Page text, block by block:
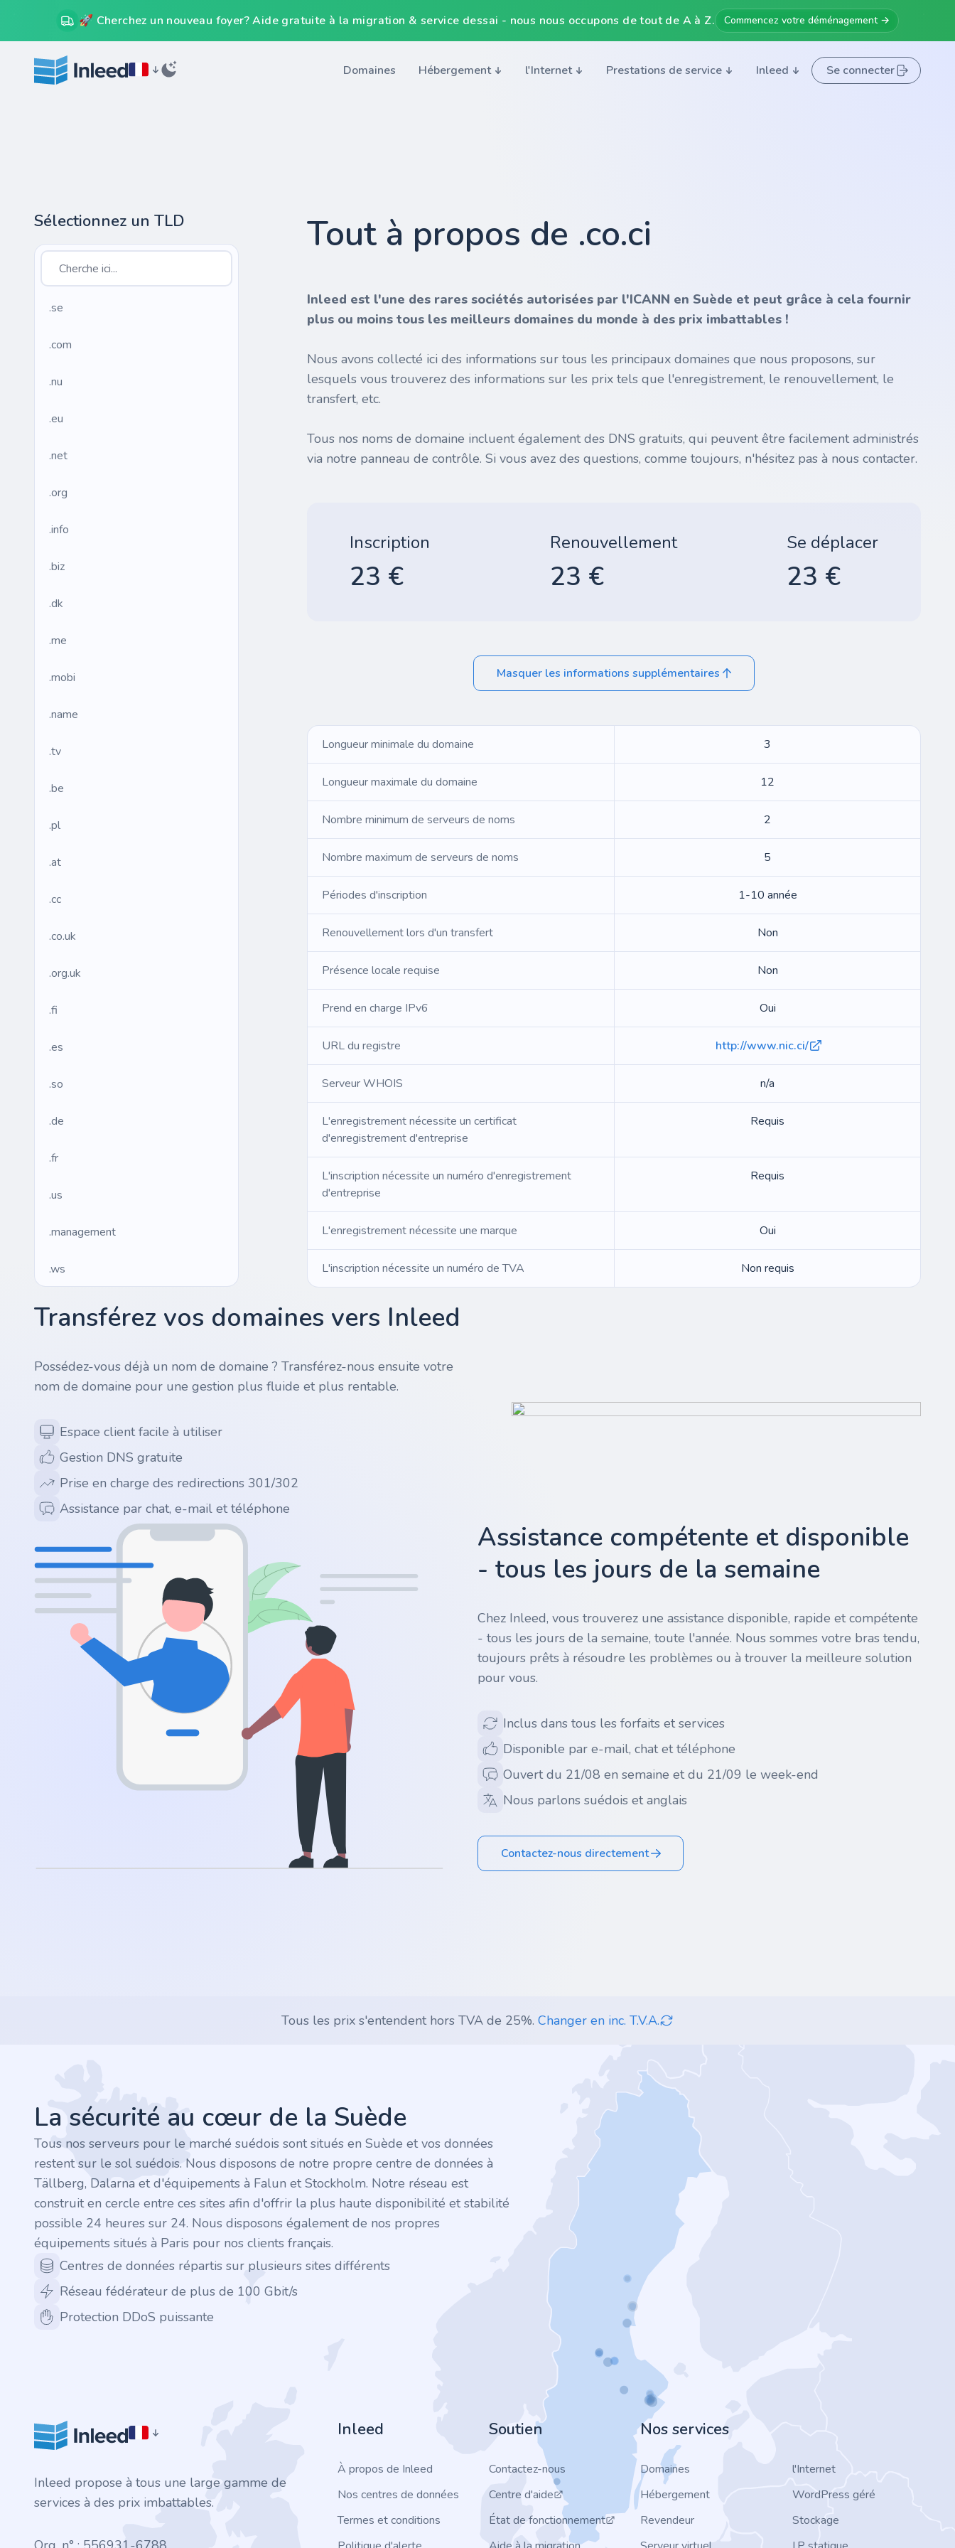
🚀 Cherchez un nouveau foyer? Aide gratuite à la migration & service dessai - nous nous occupons de tout de A à Z. Commencez votre déménagement →
Domaines Hébergement l'Internet Prestations de service Inleed Se connecter
Sélectionnez un TLD
.se
.com
.nu
.eu
.net
.org
.info
.biz
.dk
.me
.mobi
.name
.tv
.be
.pl
.at
.cc
.co.uk
.org.uk
.fi
.es
.so
.de
.fr
.us
.management
.ws
.ai
.website
.ru
.vc
.network
.app
.zone
.bz
.uk
.design
.finance
.tennis
.re
.games
Tout à propos de .co.ci
Inleed est l'une des rares sociétés autorisées par l'ICANN en Suède et peut grâce à cela fournir
plus ou moins tous les meilleurs domaines du monde à des prix imbattables !
Nous avons collecté ici des informations sur tous les principaux domaines que nous proposons, sur
lesquels vous trouverez des informations sur les prix tels que l'enregistrement, le renouvellement, le
transfert, etc.
Tous nos noms de domaine incluent également des DNS gratuits, qui peuvent être facilement administrés
via notre panneau de contrôle. Si vous avez des questions, comme toujours, n'hésitez pas à nous contacter.
Inscription
23 €
Renouvellement
23 €
Se déplacer
23 €
Masquer les informations supplémentaires
Longueur minimale du domaine 3
Longueur maximale du domaine 12
Nombre minimum de serveurs de noms 2
Nombre maximum de serveurs de noms 5
Périodes d'inscription 1-10 année
Renouvellement lors d'un transfert Non
Présence locale requise Non
Prend en charge IPv6 Oui
URL du registre http://www.nic.ci/
Serveur WHOIS n/a
L'enregistrement nécessite un certificat
d'enregistrement d'entreprise
Requis
L'inscription nécessite un numéro d'enregistrement
d'entreprise
Requis
L'enregistrement nécessite une marque Oui
L'inscription nécessite un numéro de TVA Non requis
Transférez vos domaines vers Inleed
Possédez-vous déjà un nom de domaine ? Transférez-nous ensuite votre
nom de domaine pour une gestion plus fluide et plus rentable.
Espace client facile à utiliser
Gestion DNS gratuite
Prise en charge des redirections 301/302
Assistance par chat, e-mail et téléphone
Assistance compétente et disponible
- tous les jours de la semaine
Chez Inleed, vous trouverez une assistance disponible, rapide et compétente
- tous les jours de la semaine, toute l'année. Nous sommes votre bras tendu,
toujours prêts à résoudre les problèmes ou à trouver la meilleure solution
pour vous.
Inclus dans tous les forfaits et services
Disponible par e-mail, chat et téléphone
Ouvert du 21/08 en semaine et du 21/09 le week-end
Nous parlons suédois et anglais
Contactez-nous directement
Tous les prix s'entendent hors TVA de 25%. Changer en inc. T.V.A.
La sécurité au cœur de la Suède
Tous nos serveurs pour le marché suédois sont situés en Suède et vos données
restent sur le sol suédois. Nous disposons de notre propre centre de données à
Tällberg, Dalarna et d'équipements à Falun et Stockholm. Notre réseau est
construit en cercle entre ces sites afin d'offrir la plus haute disponibilité et stabilité
possible 24 heures sur 24. Nous disposons également de nos propres
équipements situés à Paris pour nos clients français.
Centres de données répartis sur plusieurs sites différents
Réseau fédérateur de plus de 100 Gbit/s
Protection DDoS puissante
Inleed propose à tous une large gamme de
services à des prix imbattables.
Inleed
À propos de Inleed
Nos centres de données
Termes et conditions
Soutien
Contactez-nous
Centre d'aide
État de fonctionnement
Nos services
Domaines
Hébergement
Revendeur
l'Internet
WordPress géré
Stockage